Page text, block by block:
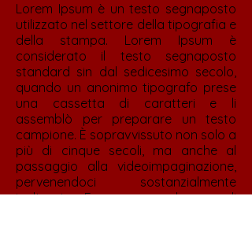
Lorem Ipsum è un testo segnaposto
utilizzato nel settore della tipografia e
della stampa. Lorem Ipsum è
considerato il testo segnaposto
standard sin dal sedicesimo secolo,
quando un anonimo tipografo prese
una cassetta di caratteri e li
assemblò per preparare un testo
campione. È sopravvissuto non solo a
più di cinque secoli, ma anche al
passaggio alla videoimpaginazione,
pervenendoci sostanzialmente
inalterato. Fu reso popolare, negli